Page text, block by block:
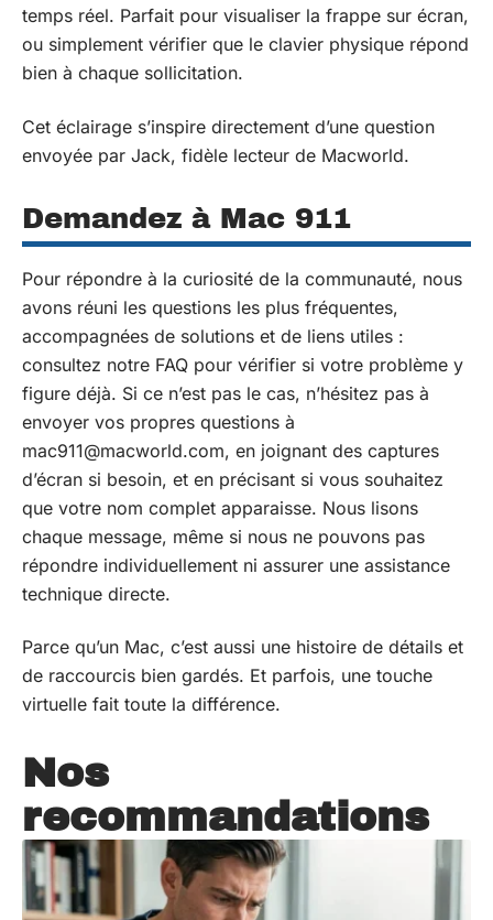
temps réel. Parfait pour visualiser la frappe sur écran,
ou simplement vérifier que le clavier physique répond
bien à chaque sollicitation.
Cet éclairage s’inspire directement d’une question
envoyée par Jack, fidèle lecteur de Macworld.
Demandez à Mac 911
Pour répondre à la curiosité de la communauté, nous
avons réuni les questions les plus fréquentes,
accompagnées de solutions et de liens utiles :
consultez notre FAQ pour vérifier si votre problème y
figure déjà. Si ce n’est pas le cas, n’hésitez pas à
envoyer vos propres questions à
mac911@macworld.com, en joignant des captures
d’écran si besoin, et en précisant si vous souhaitez
que votre nom complet apparaisse. Nous lisons
chaque message, même si nous ne pouvons pas
répondre individuellement ni assurer une assistance
technique directe.
Parce qu’un Mac, c’est aussi une histoire de détails et
de raccourcis bien gardés. Et parfois, une touche
virtuelle fait toute la différence.
Nos
recommandations